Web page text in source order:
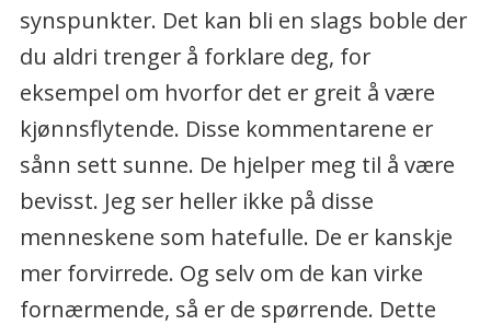
synspunkter. Det kan bli en slags boble der
du aldri trenger å forklare deg, for
eksempel om hvorfor det er greit å være
kjønnsflytende. Disse kommentarene er
sånn sett sunne. De hjelper meg til å være
bevisst. Jeg ser heller ikke på disse
menneskene som hatefulle. De er kanskje
mer forvirrede. Og selv om de kan virke
fornærmende, så er de spørrende. Dette